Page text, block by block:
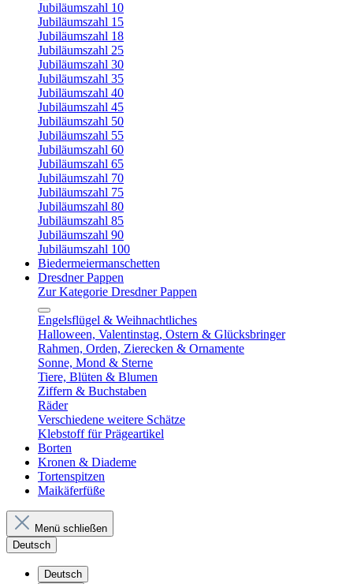
Jubiläumszahl 10
Jubiläumszahl 15
Jubiläumszahl 18
Jubiläumszahl 25
Jubiläumszahl 30
Jubiläumszahl 35
Jubiläumszahl 40
Jubiläumszahl 45
Jubiläumszahl 50
Jubiläumszahl 55
Jubiläumszahl 60
Jubiläumszahl 65
Jubiläumszahl 70
Jubiläumszahl 75
Jubiläumszahl 80
Jubiläumszahl 85
Jubiläumszahl 90
Jubiläumszahl 100
Biedermeiermanschetten
Dresdner Pappen
Zur Kategorie Dresdner Pappen
Engelsflügel & Weihnachtliches
Halloween, Valentinstag, Ostern & Glücksbringer
Rahmen, Orden, Zierecken & Ornamente
Sonne, Mond & Sterne
Tiere, Blüten & Blumen
Ziffern & Buchstaben
Räder
Verschiedene weitere Schätze
Klebstoff für Prägeartikel
Borten
Kronen & Diademe
Tortenspitzen
Maikäferfüße
Menü schließen
Deutsch
Deutsch